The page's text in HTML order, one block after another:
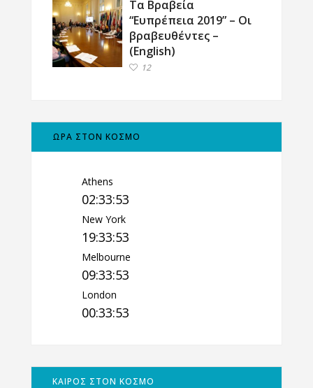
Τα Βραβεία
“Ευπρέπεια 2019” – Οι
βραβευθέντες –
(English)
12
ΩΡΑ ΣΤΟΝ ΚΟΣΜΟ
Athens
02:33:53
New York
19:33:53
Melbourne
09:33:53
London
00:33:53
ΚΑΙΡΟΣ ΣΤΟΝ ΚΟΣΜΟ